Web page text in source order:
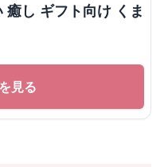
し ギフト向け くま
見る